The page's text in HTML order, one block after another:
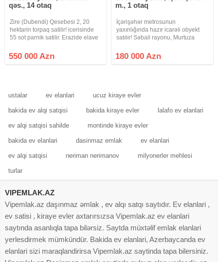
qəs., 14 otaq
Zire (Dubendi) Qesebesi 2, 20
hektarin torpaq satilir! icerisinde
55 sot parnik satilir. Erazide elave
movcuddur. Baglara yaxin yerde
yerleshir. Denizin qiragindadir
550 000 Azn
m., 1 otaq
İçərişəhər metrosunun
yaxınlığında hazır icarəli obyekt
satılır! Səbail rayonu, Murtuza
yanında, prestijli və yüksək gediş-
gəlişli ərazidə yerləşən gəlirli
180 000 Azn
ustalar ev elanlari ucuz kiraye evler
bakida ev alqi satqisi bakida kiraye evler lalafo ev elanlari
ev alqi satqisi sahilde montinde kiraye evler
bakida ev elanlari dasinmaz emlak ev elanlari
ev alqi satqisi neriman nerimanov milyonerler mehlesi
turlar
VIPEMLAK.AZ
Vipemlak.az daşınmaz əmlak , ev alqı satqı saytıdır. Ev elanlari ,
ev satisi , kiraye evler axtarırsızsa Vipemlak.az ev elanlari
saytında asanlıqla tapa bilərsiz. Saytda müxtəlif emlak elanlari
yerlesdirmek mümkündür. Bakida ev elanlari, Azerbaycanda ev
elanlari sizi maraqlandirirsa Vipemlak.az saytinda tapa bilersiniz.